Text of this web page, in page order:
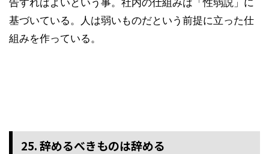
基づいている。人は弱いものだという前提に立った仕
組みを作っている。
25. 辞めるべきものは辞める